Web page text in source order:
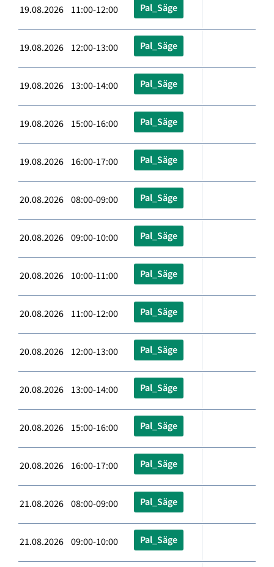
19.08.2026 11:00-12:00 Pal_Säge
19.08.2026 12:00-13:00 Pal_Säge
19.08.2026 13:00-14:00 Pal_Säge
19.08.2026 15:00-16:00 Pal_Säge
19.08.2026 16:00-17:00 Pal_Säge
20.08.2026 08:00-09:00 Pal_Säge
20.08.2026 09:00-10:00 Pal_Säge
20.08.2026 10:00-11:00 Pal_Säge
20.08.2026 11:00-12:00 Pal_Säge
20.08.2026 12:00-13:00 Pal_Säge
20.08.2026 13:00-14:00 Pal_Säge
20.08.2026 15:00-16:00 Pal_Säge
20.08.2026 16:00-17:00 Pal_Säge
21.08.2026 08:00-09:00 Pal_Säge
21.08.2026 09:00-10:00 Pal_Säge